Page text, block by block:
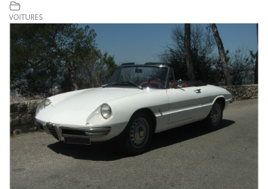
VOITURES